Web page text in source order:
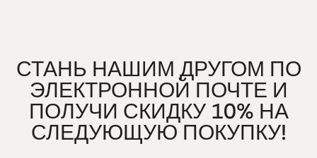
СТАНЬ НАШИМ ДРУГОМ ПО
ЭЛЕКТРОННОЙ ПОЧТЕ И
ПОЛУЧИ СКИДКУ 10% НА
СЛЕДУЮЩУЮ ПОКУПКУ!